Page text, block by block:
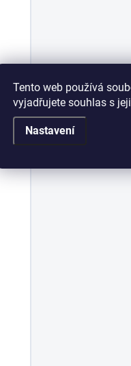
Tento web používá
vyjadřujete souhlas s
Nastavení